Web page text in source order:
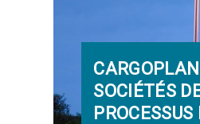
SOCIÉTÉS